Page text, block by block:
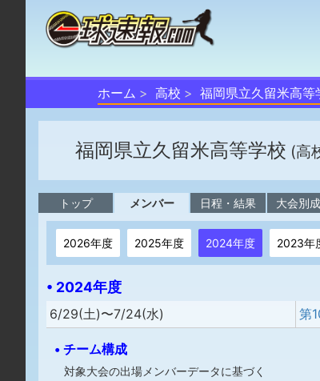
ホーム 高校 福岡県立久留米高等
福岡県立久留米高等学校 (高
トップ メンバー 日程・結果 大会別
2026年度 2025年度 2024年度 2023年
• 2024年度
6/29(土)〜7/24(水) 第
• チーム構成
対象大会の出場メンバーデータに基づく